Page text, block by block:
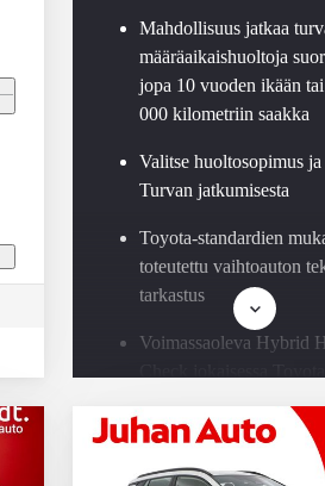
Mahdollisuus jatkaa
määräaikaishuoltoja
jopa 10 vuoden ikään
000 kilometriin saakka
Valitse huoltosopimus
Turvan jatkumisesta
Toyota-standardien
toteutettu vaihtoauton
tarkastus
Voimassaoleva Hybrid
Saatavilla Easy
rahoitus ja Toyota